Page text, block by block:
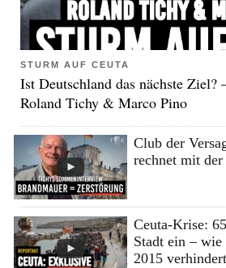
STURM AUF CEUTA
Ist Deutschland das nächste Ziel?
Roland Tichy & Marco Pino
Club der
rechnet mit
Ceuta-Krise:
Stadt ein – wie
2015 verhindert